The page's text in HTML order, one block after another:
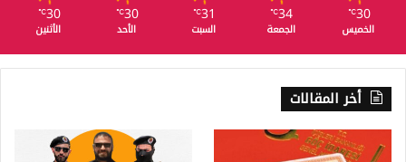
30
℃
الخميس
34
℃
الجمعة
31
℃
السبت
30
℃
الأحد
30
℃
الأثنين
أخر المقالات